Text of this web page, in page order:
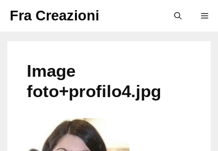
Fra Creazioni
Image
foto+profilo4.jpg